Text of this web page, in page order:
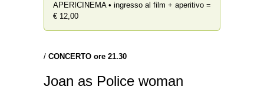
APERICINEMA • ingresso al film + aperitivo =
€ 12,00
/ CONCERTO ore 21.30
Joan as Police woman